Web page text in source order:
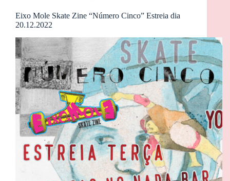
Eixo Mole Skate Zine “Número Cinco” Estreia dia
20.12.2022